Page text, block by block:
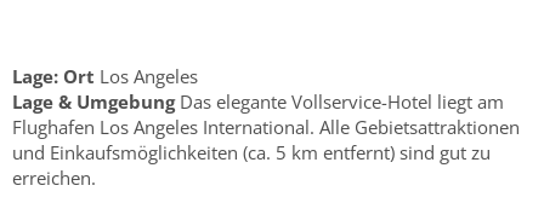
Lage: Ort Los Angeles
Lage & UmgebungDas elegante Vollservice-Hotel liegt am
Flughafen Los Angeles International. Alle Gebietsattraktionen
und Einkaufsmöglichkeiten (ca. 5 km entfernt) sind gut zu
erreichen.